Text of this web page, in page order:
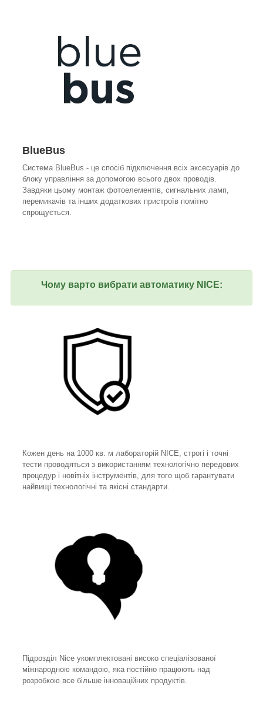
BlueBus
Система BlueBus - це спосіб підключення всіх аксесуарів до
блоку управління за допомогою всього двох проводів.
Завдяки цьому монтаж фотоелементів, сигнальних ламп,
перемикачів та інших додаткових пристроїв помітно
спрощується.
Чому варто вибрати автоматику NICE:
Кожен день на 1000 кв. м лабораторій NICE, строгі і точні
тести проводяться з використанням технологічно передових
процедур і новітніх інструментів, для того щоб гарантувати
найвищі технологічні та якісні стандарти.
Підрозділ Nice укомплектовані високо спеціалізованої
міжнародною командою, яка постійно працюють над
розробкою все більше інноваційних продуктів.